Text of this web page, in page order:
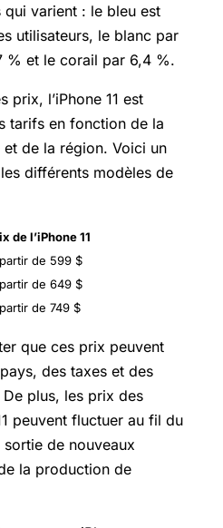
varient : le bleu est
utilisateurs, le blanc par
% et le corail par 6,4 %.
prix, l’iPhone 11 est
tarifs en fonction de la
de la région. Voici un
différents modèles de
de l’iPhone 11
de 599 $
de 649 $
de 749 $
que ces prix peuvent
des taxes et des
plus, les prix des
peuvent fluctuer au fil du
de nouveaux
la production de